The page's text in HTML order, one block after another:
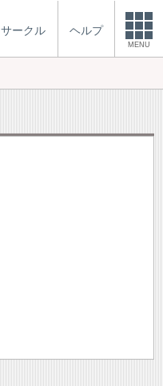
サークル ヘルプ
MENU